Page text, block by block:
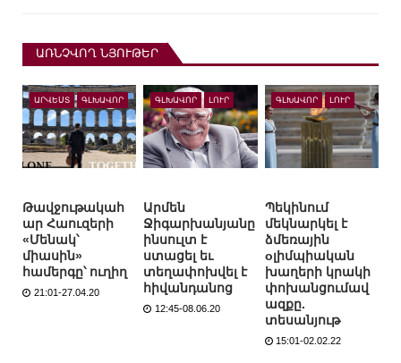
ԱՌՆՉՎՈՂ ՆՅՈՒԹԵՐ
ԱՐՎԵՍՏ ԳԼԽԱՎՈՐ
Թավջութակահ
ար Հաուզերի
«Մենակ՝
միասին»
համերգը՝ ուղիղ
21:01-27.04.20
ԳԼԽԱՎՈՐ ԼՈՒՐ
Արմեն
Ջիգարխանյանը
ինսուլտ է
ստացել եւ
տեղափոխվել է
հիվանդանոց
12:45-08.06.20
ԳԼԽԱՎՈՐ ԼՈՒՐ
Պեկինում
մեկնարկել է
ձմեռային
oլիմպիական
խաղերի կրակի
փոխանցումավ
ազքը.
տեսանյութ
15:01-02.02.22